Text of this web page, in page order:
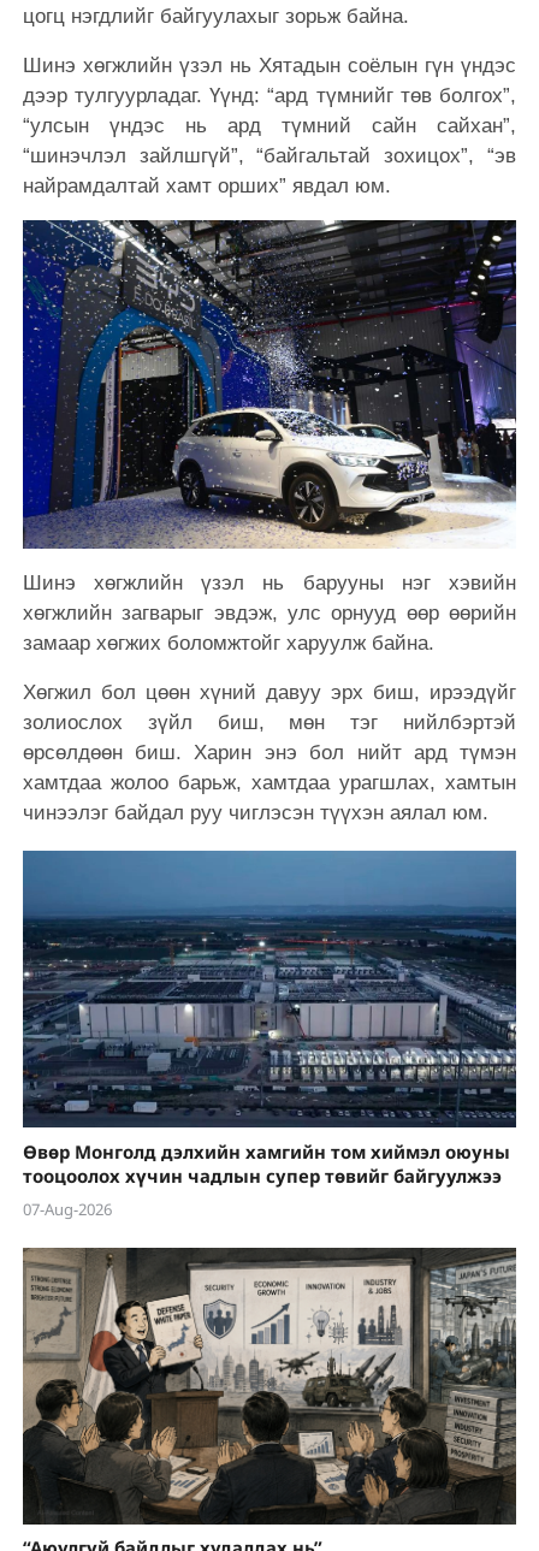
цогц нэгдлийг байгуулахыг зорьж байна.
Шинэ хөгжлийн үзэл нь Хятадын соёлын гүн үндэс
дээр тулгуурладаг. Үүнд: “ард түмнийг төв болгох”,
“улсын үндэс нь ард түмний сайн сайхан”,
“шинэчлэл зайлшгүй”, “байгальтай зохицох”, “эв
найрамдалтай хамт орших” явдал юм.
Шинэ хөгжлийн үзэл нь барууны нэг хэвийн
хөгжлийн загварыг эвдэж, улс орнууд өөр өөрийн
замаар хөгжих боломжтойг харуулж байна.
Хөгжил бол цөөн хүний давуу эрх биш, ирээдүйг
золиослох зүйл биш, мөн тэг нийлбэртэй
өрсөлдөөн биш. Харин энэ бол нийт ард түмэн
хамтдаа жолоо барьж, хамтдаа урагшлах, хамтын
чинээлэг байдал руу чиглэсэн түүхэн аялал юм.
Өвөр Монголд дэлхийн хамгийн том хиймэл оюуны
тооцоолох хүчин чадлын супер төвийг байгуулжээ
07-Aug-2026